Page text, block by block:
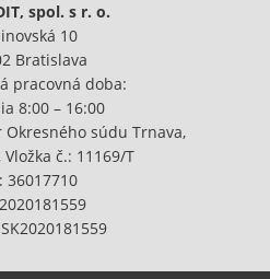
spol. s r. o.
10
Bratislava
pracovná doba:
8:00 – 16:00
súdu Trnava,
č.: 11169/T
36017710